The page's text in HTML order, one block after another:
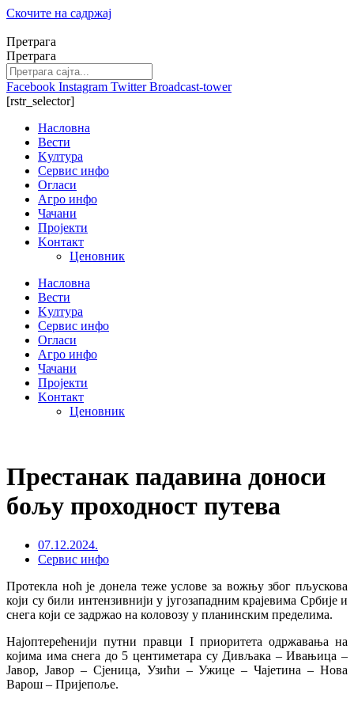
Скочите на садржај
Претрага
Претрага
Facebook Instagram Twitter Broadcast-tower
[rstr_selector]
Насловна
Вести
Kултура
Сервис инфо
Огласи
Агро инфо
Чачани
Пројекти
Kонтакт
Ценовник
Насловна
Вести
Kултура
Сервис инфо
Огласи
Агро инфо
Чачани
Пројекти
Kонтакт
Ценовник
Престанак падавина доноси
бољу проходност путева
07.12.2024.
Сервис инфо
Протекла ноћ је донела теже услове за вожњу због пљускова
који су били интензивнији у југозападним крајевима Србије и
снега који се задржао на коловозу у планинским пределима.
Најоптерећенији путни правци I приоритета одржавања на
којима има снега до 5 центиметара су Дивљака – Ивањица –
Јавор, Јавор – Сјеница, Узићи – Ужице – Чајетина – Нова
Варош – Пријепоље.